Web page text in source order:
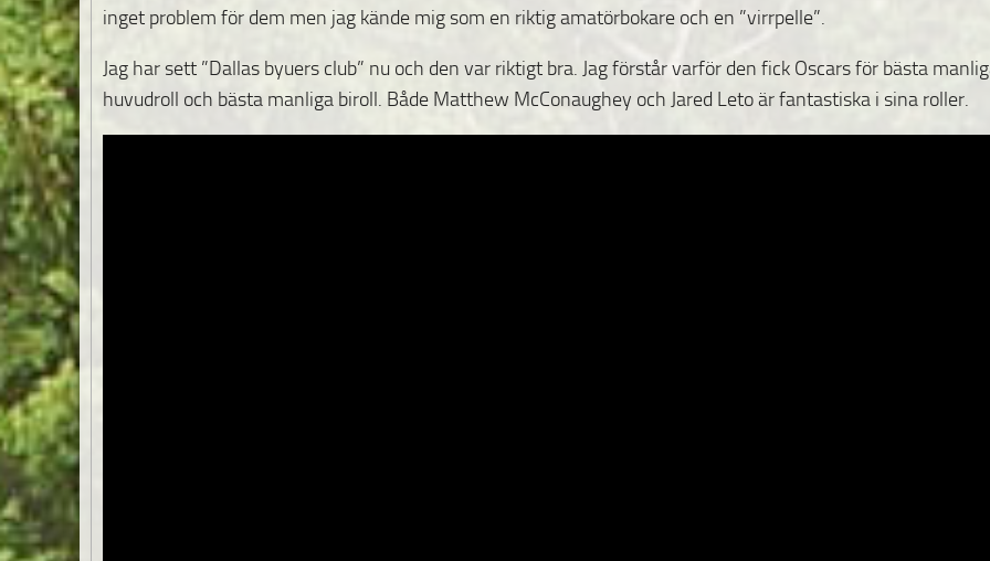
inget problem för dem men jag kände mig som en riktig amatörbokare och en ”virrpelle”.
Jag har sett ”Dallas byuers club” nu och den var riktigt bra. Jag förstår varför den fick Oscars för bästa
huvudroll och bästa manliga biroll. Både Matthew McConaughey och Jared Leto är fantastiska i sina roller.